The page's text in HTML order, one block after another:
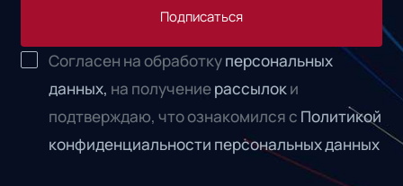
Подписаться
Согласен на обработкуперсональных
данных, на получениерассылоки
подтверждаю, что ознакомился с Политикой
конфиденциальности персональных данных